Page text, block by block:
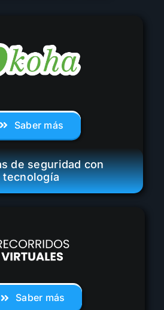
Saber más
de seguridad con
tecnología
Saber más